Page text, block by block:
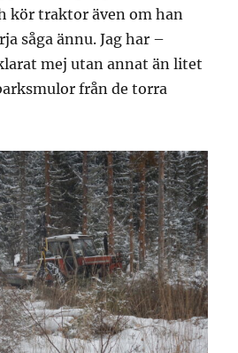
kör traktor även om han
såga ännu. Jag har –
mej utan annat än litet
från de torra